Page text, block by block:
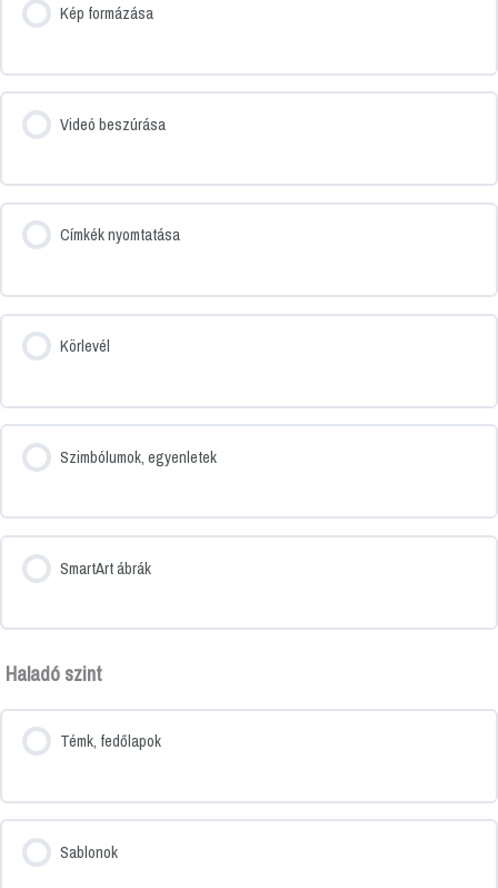
Kép formázása
Videó beszúrása
Címkék nyomtatása
Körlevél
Szimbólumok, egyenletek
SmartArt ábrák
Haladó szint
Témk, fedőlapok
Sablonok